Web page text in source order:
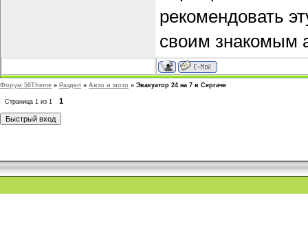
рекомендовать
своим знакомым
Форум 50Theme » Раздел » Авто и мото » Эвакуатор 24 на 7 в Сергаче
Страница 1 из 1 1